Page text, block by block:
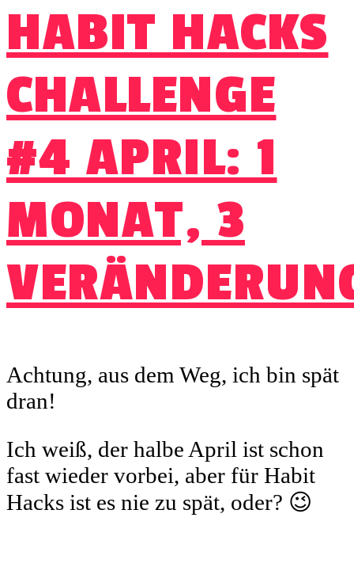
HABIT HACKS
CHALLENGE
#4 APRIL: 1
MONAT, 3
Achtung, aus dem Weg, ich bin spät
dran!
Ich weiß, der halbe April ist schon
fast wieder vorbei, aber für Habit
Hacks ist es nie zu spät, oder? 😉